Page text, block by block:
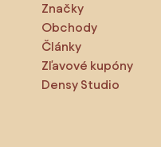
Značky
Obchody
Články
Zľavové kupóny
Densy Studio